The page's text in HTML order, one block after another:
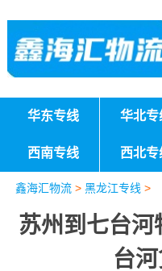
华东专线 华北专
西南专线 西北专
鑫海汇物流> 黑龙江专线 >
苏州到七台河
台